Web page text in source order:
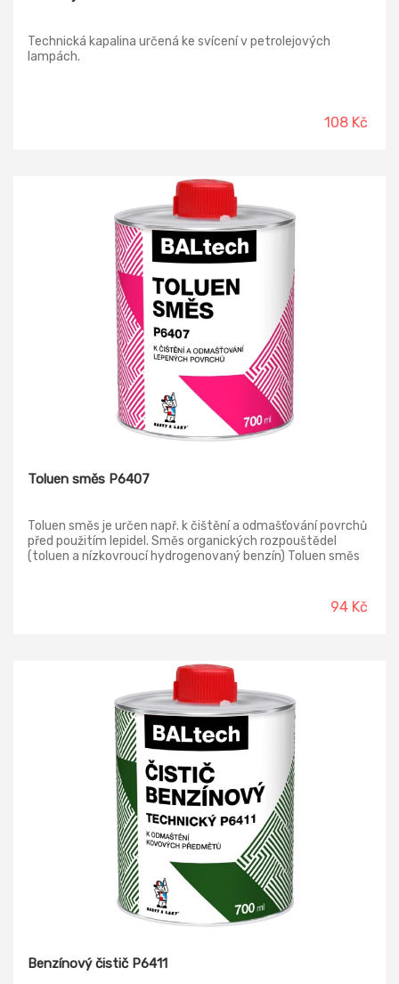
Technická kapalina určená ke svícení v petrolejových
lampách.
108 Kč
Toluen směs P6407
Toluen směs je určen např. k čištění a odmašťování povrchů
před použitím lepidel. Směs organických rozpouštědel
(toluen a nízkovroucí hydrogenovaný benzín) Toluen směs
výrobek určen pouze pro profesionální a průmyslové použití.
94 Kč
Benzínový čistič P6411